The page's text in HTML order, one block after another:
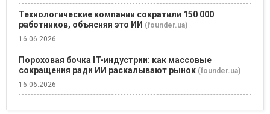
Технологические компании сократили 150 000
работников, объясняя это ИИ (founder.ua)
16.06.2026
Пороховая бочка IT-индустрии: как массовые
сокращения ради ИИ раскалывают рынок (founder.ua)
16.06.2026